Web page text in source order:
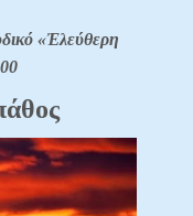
«Ἐλεύθερη